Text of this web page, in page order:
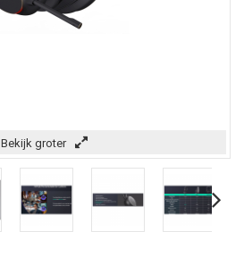
Bekijk groter